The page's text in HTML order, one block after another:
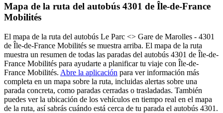
Mapa de la ruta del autobús 4301 de Île-de-France
Mobilités
El mapa de la ruta del autobús Le Parc <> Gare de Marolles - 4301
de Île-de-France Mobilités se muestra arriba. El mapa de la ruta
muestra un resumen de todas las paradas del autobús 4301 de Île-de-
France Mobilités para ayudarte a planificar tu viaje con Île-de-
France Mobilités. Abre la aplicación para ver información más
completa en un mapa sobre la ruta, incluidas alertas sobre una
parada concreta, como paradas cerradas o trasladadas. También
puedes ver la ubicación de los vehículos en tiempo real en el mapa
de la ruta, así sabrás cuándo está cerca de tu parada el autobús 4301.